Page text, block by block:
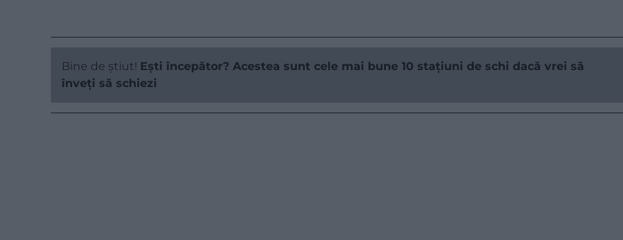
Bine de știut! Ești începător? Acestea sunt cele mai bune 10 stațiuni de schi dacă vrei să
înveți să schiezi